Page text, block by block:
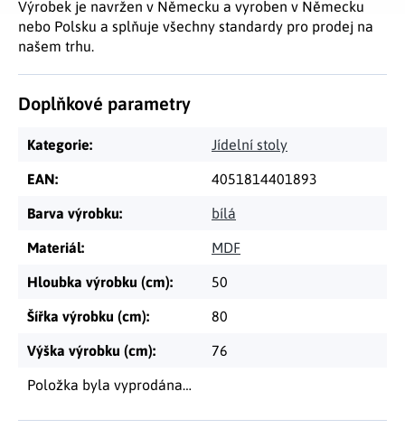
Výrobek je navržen v Německu a vyroben v Německu
nebo Polsku a splňuje všechny standardy pro prodej na
našem trhu.
Doplňkové parametry
Kategorie: Jídelní stoly
EAN: 4051814401893
Barva výrobku: bílá
Materiál: MDF
Hloubka výrobku (cm): 50
Šířka výrobku (cm): 80
Výška výrobku (cm): 76
Položka byla vyprodána…